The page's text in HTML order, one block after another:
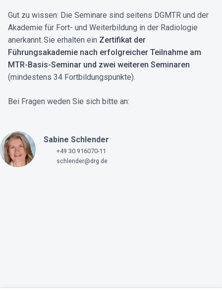
Gut zu wissen: Die Seminare sind seitens DGMTR und der
Akademie für Fort- und Weiterbildung in der Radiologie
anerkannt. Sie erhalten ein Zertifikat der
Führungsakademie nach erfolgreicher Teilnahme am
MTR-Basis-Seminar und zwei weiteren Seminaren
(mindestens 34 Fortbildungspunkte).
Bei Fragen weden Sie sich bitte an:
Sabine Schlender
+49 30 916070-11
schlender@drg.de